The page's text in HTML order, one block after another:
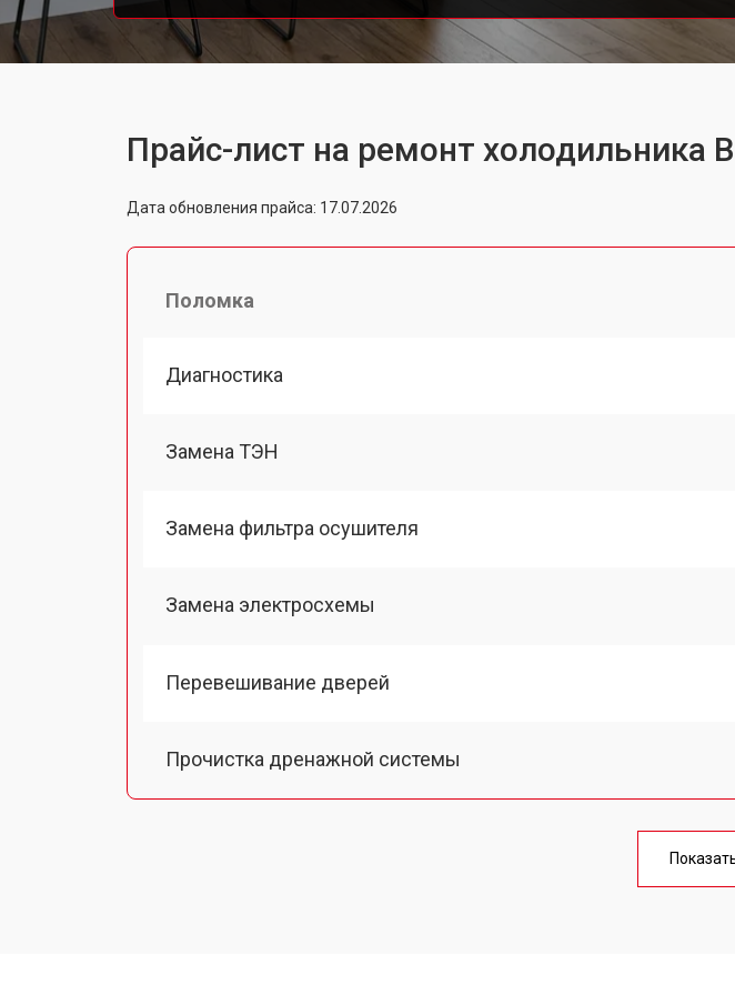
Прайс-лист на ремонт холодильника
Дата обновления прайса: 17.07.2026
Поломка
Диагностика
Замена ТЭН
Замена фильтра осушителя
Замена электросхемы
Перевешивание дверей
Прочистка дренажной системы